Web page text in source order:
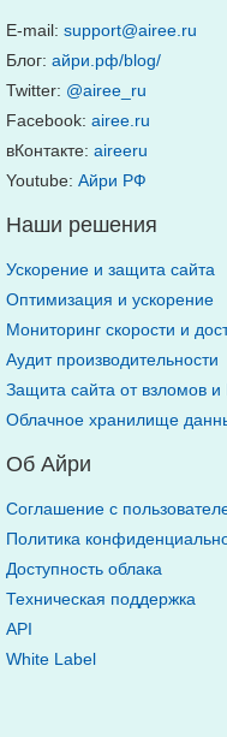
E-mail: support@airee.ru
Блог: айри.рф/blog/
Twitter: @airee_ru
Facebook: airee.ru
вКонтакте: aireeru
Youtube: Айри РФ
Наши решения
Ускорение и защита сайта
Оптимизация и ускорение
Мониторинг скорости и
Аудит производительности
Защита сайта от взломов и
Облачное хранилище
Об Айри
Соглашение с
Политика
Доступность облака
Техническая поддержка
API
White Label